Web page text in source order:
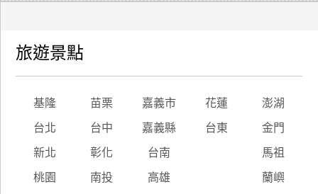
旅遊景點
基隆 苗栗 嘉義市 花蓮 澎湖
台北 台中 嘉義縣 台東 金門
新北 彰化 台南 馬祖
桃園 南投 高雄 蘭嶼